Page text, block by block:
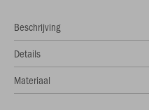
Beschrijving
Details
Materiaal